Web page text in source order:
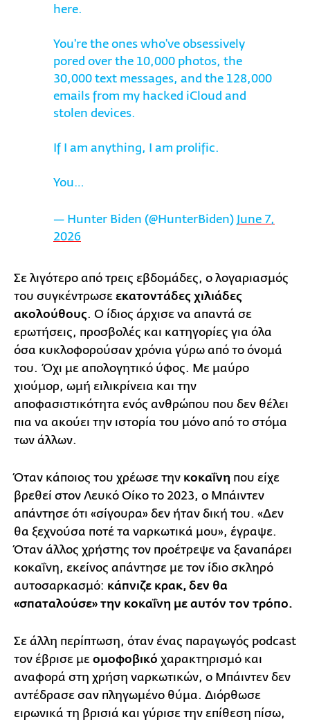
here.
You're the ones who've obsessively
pored over the 10,000 photos, the
30,000 text messages, and the 128,000
emails from my hacked iCloud and
stolen devices.
If I am anything, I am prolific.
You…
— Hunter Biden (@HunterBiden) June 7,
2026
Σε λιγότερο από τρεις εβδομάδες, ο λογαριασμός
του συγκέντρωσε εκατοντάδες χιλιάδες
ακολούθους. Ο ίδιος άρχισε να απαντά σε
ερωτήσεις, προσβολές και κατηγορίες για όλα
όσα κυκλοφορούσαν χρόνια γύρω από το όνομά
του. Όχι με απολογητικό ύφος. Με μαύρο
χιούμορ, ωμή ειλικρίνεια και την
αποφασιστικότητα ενός ανθρώπου που δεν θέλει
πια να ακούει την ιστορία του μόνο από το στόμα
των άλλων.
Όταν κάποιος του χρέωσε την κοκαΐνη που είχε
βρεθεί στον Λευκό Οίκο το 2023, ο Μπάιντεν
απάντησε ότι «σίγουρα» δεν ήταν δική του. «Δεν
θα ξεχνούσα ποτέ τα ναρκωτικά μου», έγραψε.
Όταν άλλος χρήστης τον προέτρεψε να ξαναπάρει
κοκαΐνη, εκείνος απάντησε με τον ίδιο σκληρό
αυτοσαρκασμό: κάπνιζε κρακ, δεν θα
«σπαταλούσε» την κοκαΐνη με αυτόν τον τρόπο.
Σε άλλη περίπτωση, όταν ένας παραγωγός podcast
τον έβρισε με ομοφοβικό χαρακτηρισμό και
αναφορά στη χρήση ναρκωτικών, ο Μπάιντεν δεν
αντέδρασε σαν πληγωμένο θύμα. Διόρθωσε
ειρωνικά τη βρισιά και γύρισε την επίθεση πίσω,